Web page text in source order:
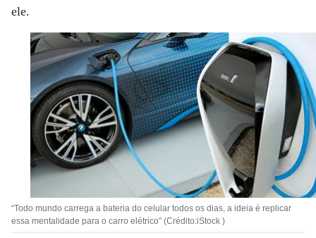
ele.
“Todo mundo carrega a bateria do celular todos os dias, a ideia é replicar
essa mentalidade para o carro elétrico” (Crédito:iStock )